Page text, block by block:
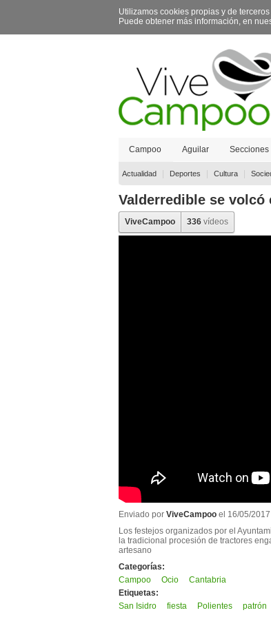
Utilizamos cookies propias y de
Puede obtener más información, en
Campoo Aguilar Secciones
Actualidad Deportes Cultura
Contacto
Valderredible se volcó
ViveCampoo 336 vídeos
Enviado por ViveCampoo el 16/05/2017
Los festejos organizados por el
la tradicional procesión de tractores
artesano
Categorías:
Campoo
Ocio
Cantabria
Etiquetas:
San Isidro
fiesta Polientes patrón